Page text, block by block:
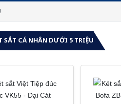
SẮT CÁ NHÂN DƯỚI 5 TRIỆU